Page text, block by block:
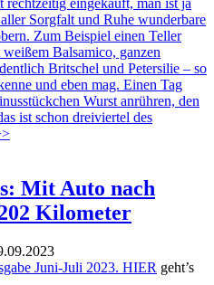
eingekauft, man ist ja
Sorgfalt und Ruhe wunderbare
Zum Beispiel einen Teller
Balsamico, ganzen
Britschel und Petersilie – so
und eben mag. Einen Tag
Wurst anrühren, den
ist schon dreiviertel des
Mit Auto nach
Kilometer
Juni-Juli 2023. HIER geht’s